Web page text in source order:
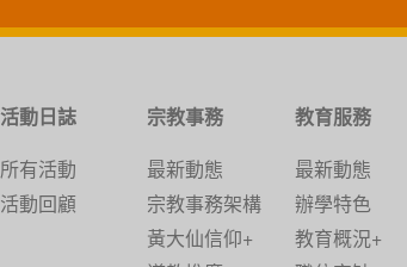
活動日誌
所有活動
活動回顧
宗教事務
最新動態
宗教事務架構
黃大仙信仰+
教育服務
最新動態
辦學特色
教育概況+